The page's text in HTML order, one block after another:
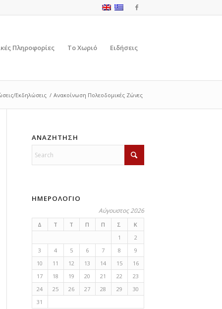
Πληροφορίες Το Χωριό Ειδήσεις
Εκδηλώσεις / Ανακοίνωση Πολεοδομικές Ζώνες
ΑΝΑΖΗΤΗΣΗ
ΗΜΕΡΟΛΟΓΙΟ
Αύγουστος 2026
Δ Τ Τ Π Π Σ
Κ
1
2
3
4 5 6 7 8
9
10
11 12 13 14 15
16
17
18 19 20 21 22
23
24
25 26 27 28 29
30
31